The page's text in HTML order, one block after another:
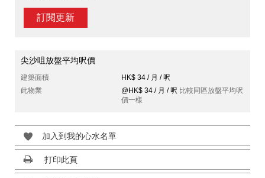
訂閱更新
尖沙咀放盤平均呎價
建築面積
HK$ 34 / 月 / 呎
此物業
@HK$ 34 / 月 / 呎 比較同區放盤平均呎
價一樣
加入到我的心水名單
打印此頁